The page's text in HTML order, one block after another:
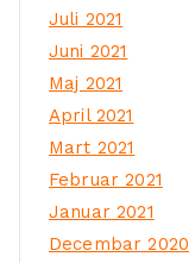
Juli 2021
Juni 2021
Maj 2021
April 2021
Mart 2021
Februar 2021
Januar 2021
Decembar 2020